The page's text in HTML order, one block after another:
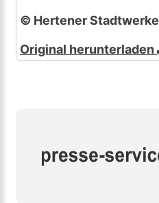
© Hertener Stadtwerke
Original herunterladen